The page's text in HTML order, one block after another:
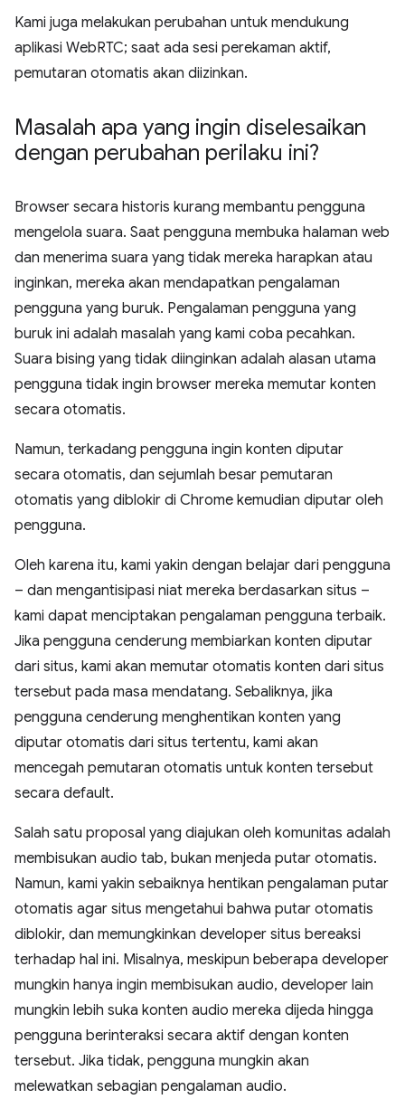
Kami juga melakukan perubahan untuk mendukung
aplikasi WebRTC; saat ada sesi perekaman aktif,
pemutaran otomatis akan diizinkan.
Masalah apa yang ingin diselesaikan
dengan perubahan perilaku ini?
Browser secara historis kurang membantu pengguna
mengelola suara. Saat pengguna membuka halaman web
dan menerima suara yang tidak mereka harapkan atau
inginkan, mereka akan mendapatkan pengalaman
pengguna yang buruk. Pengalaman pengguna yang
buruk ini adalah masalah yang kami coba pecahkan.
Suara bising yang tidak diinginkan adalah alasan utama
pengguna tidak ingin browser mereka memutar konten
secara otomatis.
Namun, terkadang pengguna ingin konten diputar
secara otomatis, dan sejumlah besar pemutaran
otomatis yang diblokir di Chrome kemudian diputar oleh
pengguna.
Oleh karena itu, kami yakin dengan belajar dari pengguna
– dan mengantisipasi niat mereka berdasarkan situs –
kami dapat menciptakan pengalaman pengguna terbaik.
Jika pengguna cenderung membiarkan konten diputar
dari situs, kami akan memutar otomatis konten dari situs
tersebut pada masa mendatang. Sebaliknya, jika
pengguna cenderung menghentikan konten yang
diputar otomatis dari situs tertentu, kami akan
mencegah pemutaran otomatis untuk konten tersebut
secara default.
Salah satu proposal yang diajukan oleh komunitas adalah
membisukan audio tab, bukan menjeda putar otomatis.
Namun, kami yakin sebaiknya hentikan pengalaman putar
otomatis agar situs mengetahui bahwa putar otomatis
diblokir, dan memungkinkan developer situs bereaksi
terhadap hal ini. Misalnya, meskipun beberapa developer
mungkin hanya ingin membisukan audio, developer lain
mungkin lebih suka konten audio mereka dijeda hingga
pengguna berinteraksi secara aktif dengan konten
tersebut. Jika tidak, pengguna mungkin akan
melewatkan sebagian pengalaman audio.